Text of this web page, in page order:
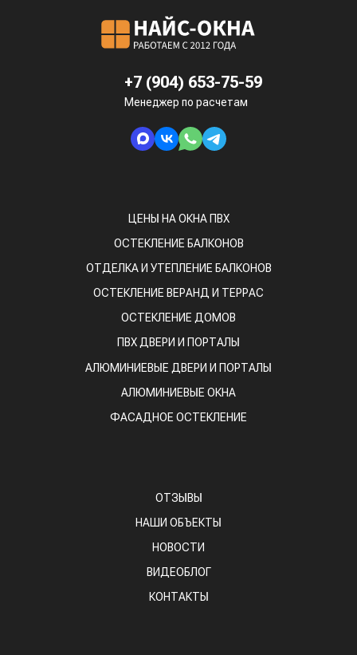
+7 (904) 653-75-59
Менеджер по расчетам
ЦЕНЫ НА ОКНА ПВХ
ОСТЕКЛЕНИЕ БАЛКОНОВ
ОТДЕЛКА И УТЕПЛЕНИЕ БАЛКОНОВ
ОСТЕКЛЕНИЕ ВЕРАНД И ТЕРРАС
ОСТЕКЛЕНИЕ ДОМОВ
ПВХ ДВЕРИ И ПОРТАЛЫ
АЛЮМИНИЕВЫЕ ДВЕРИ И ПОРТАЛЫ
АЛЮМИНИЕВЫЕ ОКНА
ФАСАДНОЕ ОСТЕКЛЕНИЕ
ОТЗЫВЫ
НАШИ ОБЪЕКТЫ
НОВОСТИ
ВИДЕОБЛОГ
КОНТАКТЫ